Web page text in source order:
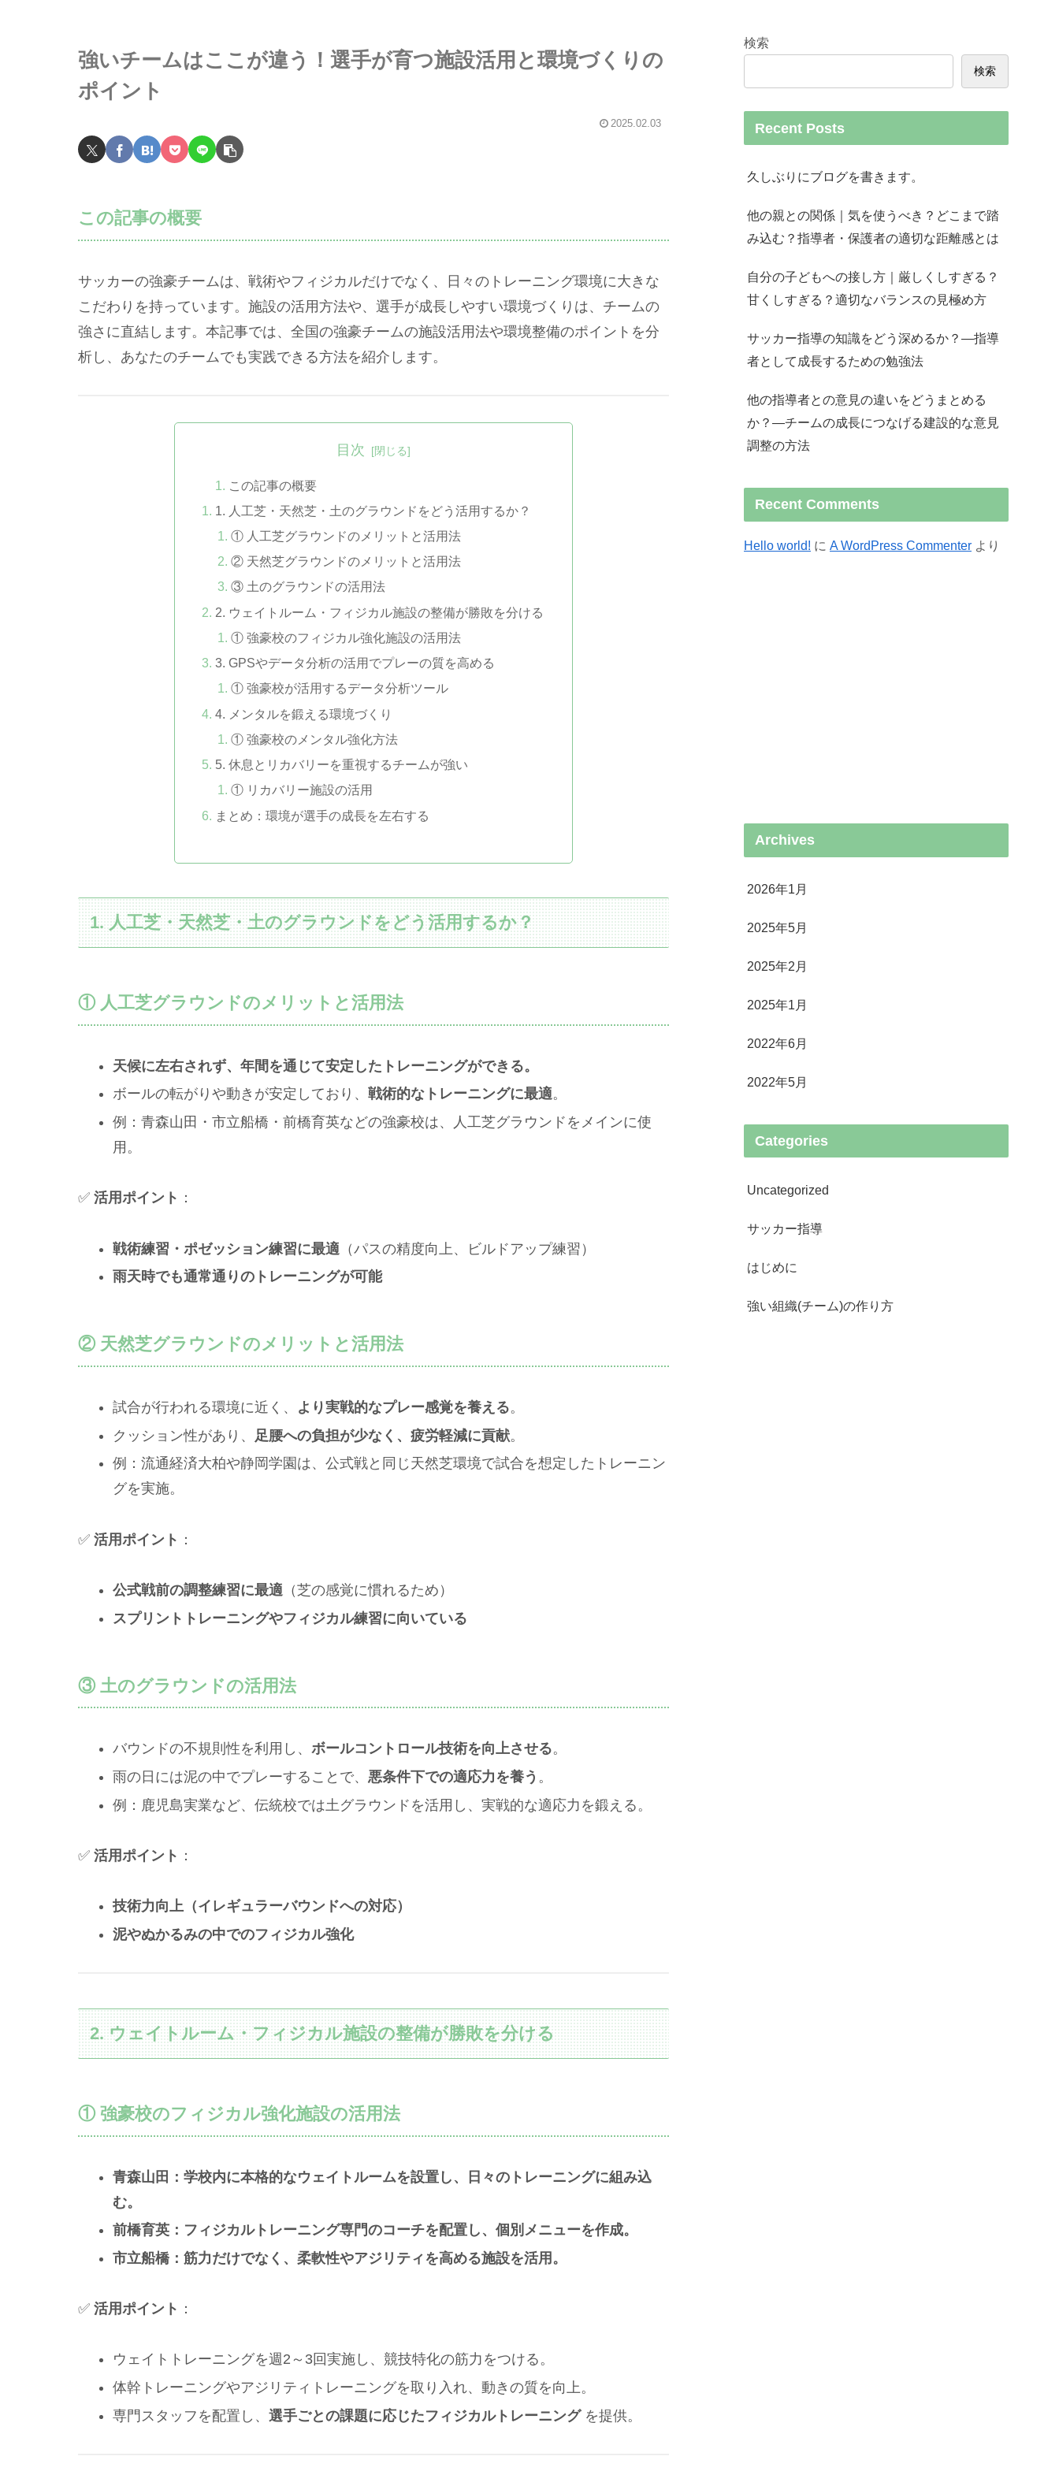
強いチームはここが違う！選手が育つ施設活用と環境づくりの
ポイント
2025.02.03
この記事の概要
サッカーの強豪チームは、戦術やフィジカルだけでなく、日々のトレーニング環境に大きな
こだわりを持っています。施設の活用方法や、選手が成長しやすい環境づくりは、チームの
強さに直結します。本記事では、全国の強豪チームの施設活用法や環境整備のポイントを分
析し、あなたのチームでも実践できる方法を紹介します。
目次
この記事の概要
1. 人工芝・天然芝・土のグラウンドをどう活用するか？
① 人工芝グラウンドのメリットと活用法
② 天然芝グラウンドのメリットと活用法
③ 土のグラウンドの活用法
2. ウェイトルーム・フィジカル施設の整備が勝敗を分ける
① 強豪校のフィジカル強化施設の活用法
3. GPSやデータ分析の活用でプレーの質を高める
① 強豪校が活用するデータ分析ツール
4. メンタルを鍛える環境づくり
① 強豪校のメンタル強化方法
5. 休息とリカバリーを重視するチームが強い
① リカバリー施設の活用
まとめ：環境が選手の成長を左右する
1. 人工芝・天然芝・土のグラウンドをどう活用するか？
① 人工芝グラウンドのメリットと活用法
天候に左右されず、年間を通じて安定したトレーニングができる。
ボールの転がりや動きが安定しており、 戦術的なトレーニングに最適。
例：青森山田・市立船橋・前橋育英などの強豪校は、人工芝グラウンドをメインに使
用。
✅ 活用ポイント ：
戦術練習・ポゼッション練習に最適 （パスの精度向上、ビルドアップ練習）
雨天時でも通常通りのトレーニングが可能
② 天然芝グラウンドのメリットと活用法
試合が行われる環境に近く、 より実戦的なプレー感覚を養える。
クッション性があり、
足腰への負担が少なく、疲労軽減に貢献。
例：流通経済大柏や静岡学園は、公式戦と同じ天然芝環境で試合を想定したトレーニン
グを実施。
✅ 活用ポイント ：
公式戦前の調整練習に最適（芝の感覚に慣れるため）
スプリントトレーニングやフィジカル練習に向いている
③ 土のグラウンドの活用法
バウンドの不規則性を利用し、 ボールコントロール技術を向上させる。
雨の日には泥の中でプレーすることで、 悪条件下での適応力を養う 。
例：鹿児島実業など、伝統校では土グラウンドを活用し、実戦的な適応力を鍛える。
✅ 活用ポイント ：
技術力向上（イレギュラーバウンドへの対応）
泥やぬかるみの中でのフィジカル強化
2. ウェイトルーム・フィジカル施設の整備が勝敗を分ける
① 強豪校のフィジカル強化施設の活用法
青森山田：学校内に本格的なウェイトルームを設置し、日々のトレーニングに組み込
む。
前橋育英：フィジカルトレーニング専門のコーチを配置し、個別メニューを作成。
市立船橋：筋力だけでなく、柔軟性やアジリティを高める施設を活用。
✅ 活用ポイント ：
ウェイトトレーニングを週2～3回実施し、競技特化の筋力をつける。
体幹トレーニングやアジリティトレーニングを取り入れ、動きの質を向上。
専門スタッフを配置し、 選手ごとの課題に応じたフィジカルトレーニングを提供。
検索
検索
Recent Posts
久しぶりにブログを書きます。
他の親との関係｜気を使うべき？どこまで踏
み込む？指導者・保護者の適切な距離感とは
自分の子どもへの接し方｜厳しくしすぎる？
甘くしすぎる？適切なバランスの見極め方
サッカー指導の知識をどう深めるか？—指導
者として成長するための勉強法
他の指導者との意見の違いをどうまとめる
か？—チームの成長につなげる建設的な意見
調整の方法
Recent Comments
Hello world! に A WordPress Commenter より
Archives
2026年1月
2025年5月
2025年2月
2025年1月
2022年6月
2022年5月
Categories
Uncategorized
サッカー指導
はじめに
強い組織(チーム)の作り方